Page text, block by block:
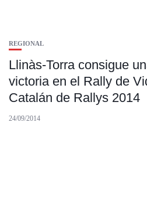
REGIONAL
Llinàs-Torra consigue
victoria en el Rally de
Catalán de Rallys 2014
24/09/2014